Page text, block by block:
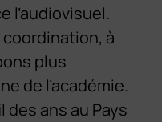
l’audiovisuel.
coordination, à
plus
de l’académie.
des ans au Pays